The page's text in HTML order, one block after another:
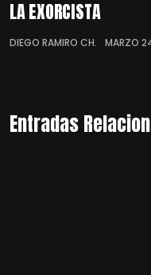
LA EXORCISTA
DIEGO RAMIRO CH. MARZO
Entradas